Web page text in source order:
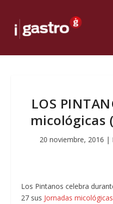
LOS
micológicas
20 noviembre, 2016 |
Los Pintanos celebra
27 sus Jornadas